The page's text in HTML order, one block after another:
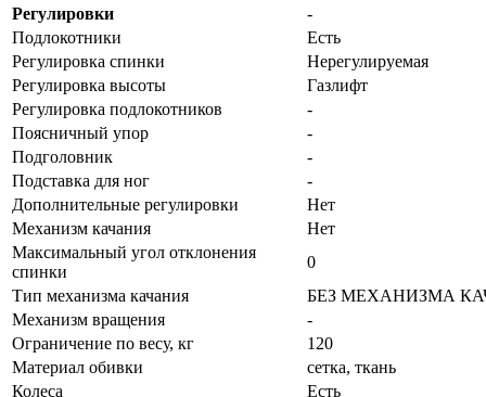
Регулировки
-
Подлокотники
Есть
Регулировка спинки
Нерегулируемая
Регулировка высоты
Газлифт
Регулировка подлокотников
-
Поясничный упор
-
Подголовник
-
Подставка для ног
-
Дополнительные регулировки
Нет
Механизм качания
Нет
Максимальный угол отклонения
спинки
0
Тип механизма качания
БЕЗ МЕХАНИЗМА
Механизм вращения
-
Ограничение по весу, кг
120
Материал обивки
сетка, ткань
Колеса
Есть